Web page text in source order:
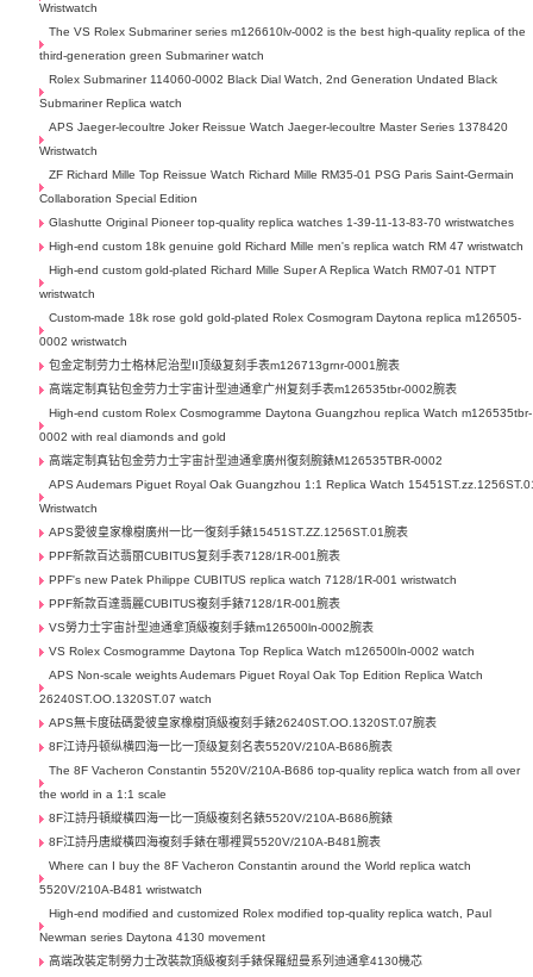
Wristwatch
The VS Rolex Submariner series m126610lv-0002 is the best high-quality replica of the
third-generation green Submariner watch
Rolex Submariner 114060-0002 Black Dial Watch, 2nd Generation Undated Black
Submariner Replica watch
APS Jaeger-lecoultre Joker Reissue Watch Jaeger-lecoultre Master Series 1378420
Wristwatch
ZF Richard Mille Top Reissue Watch Richard Mille RM35-01 PSG Paris Saint-Germain
Collaboration Special Edition
Glashutte Original Pioneer top-quality replica watches 1-39-11-13-83-70 wristwatches
High-end custom 18k genuine gold Richard Mille men's replica watch RM 47 wristwatch
High-end custom gold-plated Richard Mille Super A Replica Watch RM07-01 NTPT
wristwatch
Custom-made 18k rose gold gold-plated Rolex Cosmogram Daytona replica m126505-
0002 wristwatch
包金定制劳力士格林尼治型II顶级复刻手表m126713grnr-0001腕表
高端定制真钻包金劳力士宇宙计型迪通拿广州复刻手表m126535tbr-0002腕表
High-end custom Rolex Cosmogramme Daytona Guangzhou replica Watch m126535tbr-
0002 with real diamonds and gold
高端定制真钻包金劳力士宇宙計型迪通拿廣州復刻腕錶M126535TBR-0002
APS Audemars Piguet Royal Oak Guangzhou 1:1 Replica Watch
Wristwatch
APS愛彼皇家橡樹廣州一比一復刻手錶15451ST.ZZ.1256ST.01腕表
PPF新款百达翡丽CUBITUS复刻手表7128/1R-001腕表
PPF's new Patek Philippe CUBITUS replica watch 7128/1R-001 wristwatch
PPF新款百達翡麗CUBITUS複刻手錶7128/1R-001腕表
VS勞力士宇宙計型迪通拿頂級複刻手錶m126500ln-0002腕表
VS Rolex Cosmogramme Daytona Top Replica Watch m126500ln-0002 watch
APS Non-scale weights Audemars Piguet Royal Oak Top Edition Replica Watch
26240ST.OO.1320ST.07 watch
APS無卡度砝碼愛彼皇家橡樹頂級複刻手錶26240ST.OO.1320ST.07腕表
8F江诗丹顿纵横四海一比一顶级复刻名表5520V/210A-B686腕表
The 8F Vacheron Constantin 5520V/210A-B686 top-quality replica watch from all over
the world in a 1:1 scale
8F江詩丹頓縱橫四海一比一頂級複刻名錶5520V/210A-B686腕錶
8F江詩丹唐縱橫四海複刻手錶在哪裡買5520V/210A-B481腕表
Where can I buy the 8F Vacheron Constantin around the World replica watch
5520V/210A-B481 wristwatch
High-end modified and customized Rolex modified top-quality replica watch, Paul
Newman series Daytona 4130 movement
高端改裝定制勞力士​改裝款頂級複刻手錶保羅紐曼系列迪通拿4130機芯